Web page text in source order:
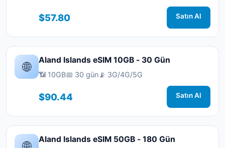
$57.80 Satın Al
🌐 Aland Islands eSIM 10GB - 30 Gün
📶 10GB📅 30 gün📡 3G/4G/5G
$90.44 Satın Al
Aland Islands eSIM 50GB - 180 Gün